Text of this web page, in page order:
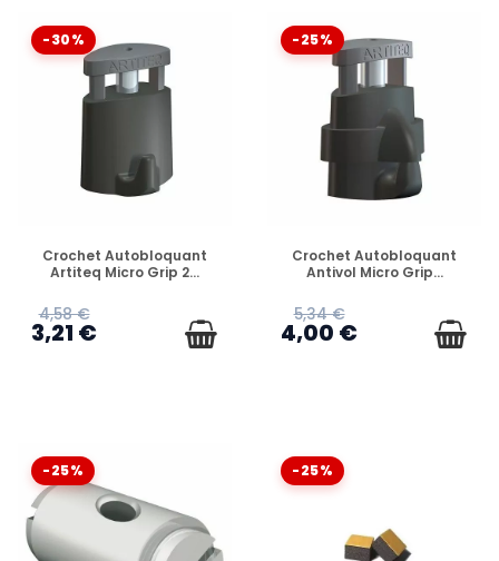
-30%
EN STOCK
Crochet Autobloquant
Artiteq Micro Grip 2...
4,58 €
3,21 €
-25%
EN STOCK
Crochet Autobloquant
Antivol Micro Grip...
5,34 €
4,00 €
-25% -25%